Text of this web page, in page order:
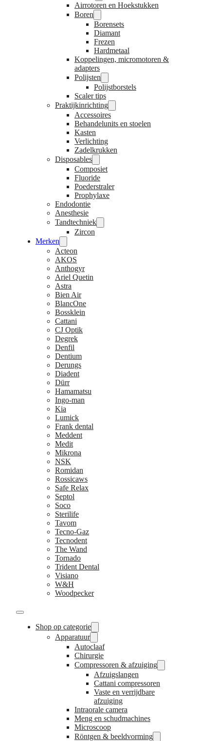
Airrotoren en Hoekstukken
Boren
Borensets
Diamant
Frezen
Hardmetaal
Koppelingen, micromotoren &
adapters
Polijsten
Polijstborstels
Scaler tips
Praktijkinrichting
Accessoires
Behandelunits en stoelen
Kasten
Verlichting
Zadelkrukken
Disposables
Composiet
Fluoride
Poederstraler
Prophylaxe
Endodontie
Anesthesie
Tandtechniek
Zircon
Merken
Acteon
AKOS
Anthogyr
Ariel Quetin
Astra
Bien Air
BlancOne
Bossklein
Cattani
CJ Optik
Degrek
Denfil
Dentium
Derungs
Diadent
Dürr
Hamamatsu
Ingo-man
Kia
Lumick
Frank dental
Meddent
Medit
Mikrona
NSK
Romidan
Rossicaws
Safe Relax
Septol
Soco
Sterilife
Tavom
Tecno-Gaz
Tecnodent
The Wand
Tornado
Trident Dental
Visiano
W&H
Woodpecker
Shop op categorie
Apparatuur
Autoclaaf
Chirurgie
Compressoren & afzuiging
Afzuigslangen
Cattani compressoren
Vaste en verrijdbare
afzuiging
Intraorale camera
Meng en schudmachines
Microscoop
Röntgen & beeldvorming